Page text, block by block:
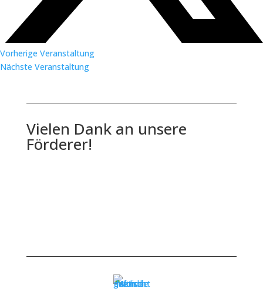
Vorherige Veranstaltung
Nächste Veranstaltung
Vielen Dank an unsere
Förderer!